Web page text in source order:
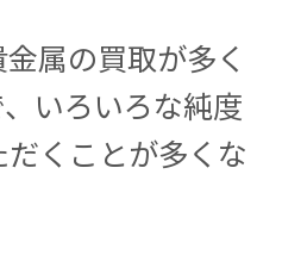
属の買取が多く
いろいろな純度
くことが多くな